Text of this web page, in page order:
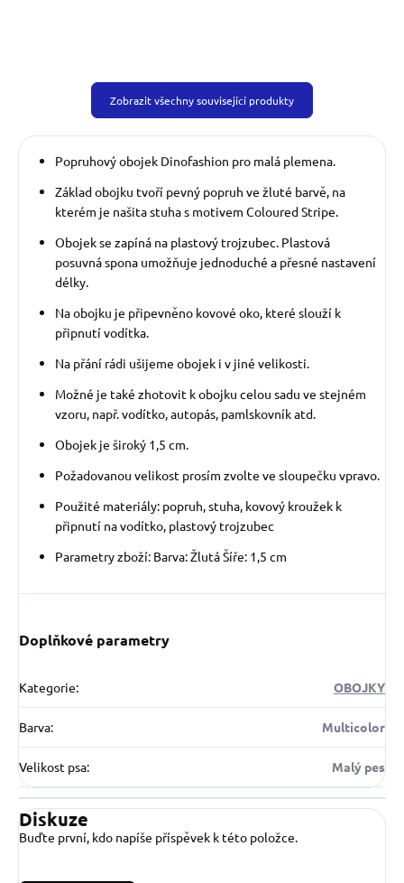
Zobrazit všechny související produkty
Popruhový obojek Dinofashion pro malá plemena.
Základ obojku tvoří pevný popruh ve žluté barvě, na
kterém je našita stuha s motivem Coloured Stripe.
Obojek se zapíná na plastový trojzubec. Plastová
posuvná spona umožňuje jednoduché a přesné nastavení
délky.
Na obojku je připevněno kovové oko, které slouží k
připnutí vodítka.
Na přání rádi ušijeme obojek i v jiné velikosti.
Možné je také zhotovit k obojku celou sadu ve stejném
vzoru, např. vodítko, autopás, pamlskovník atd.
Obojek je široký 1,5 cm.
Požadovanou velikost prosím zvolte ve sloupečku vpravo.
Použité materiály: popruh, stuha, kovový kroužek k
připnutí na vodítko, plastový trojzubec
Parametry zboží: Barva: Žlutá Šíře: 1,5 cm
Doplňkové parametry
Kategorie: OBOJKY
Barva: Multicolor
Velikost psa: Malý pes
Diskuze
Buďte první, kdo napíše příspěvek k této položce.